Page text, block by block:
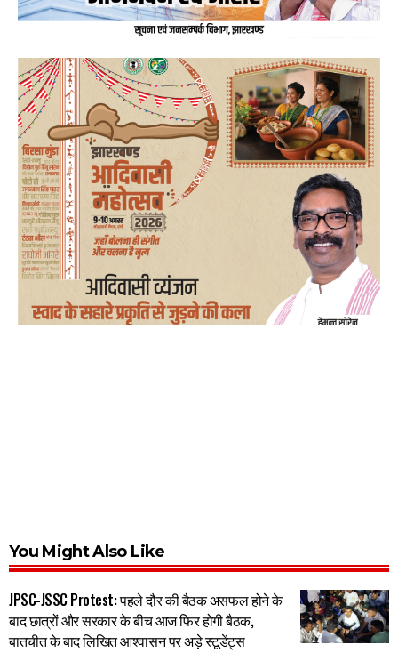
You Might Also Like
JPSC-JSSC Protest: पहले दौर की बैठक असफल होने के
बाद छात्रों और सरकार के बीच आज फिर होगी बैठक,
बातचीत के बाद लिखित आश्वासन पर अड़े स्टूडेंट्स